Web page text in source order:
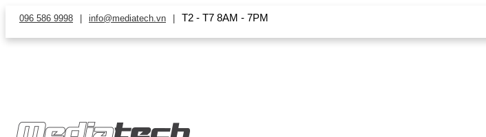
096 586 9998 info@mediatech.vn T2 - T7 8AM - 7PM